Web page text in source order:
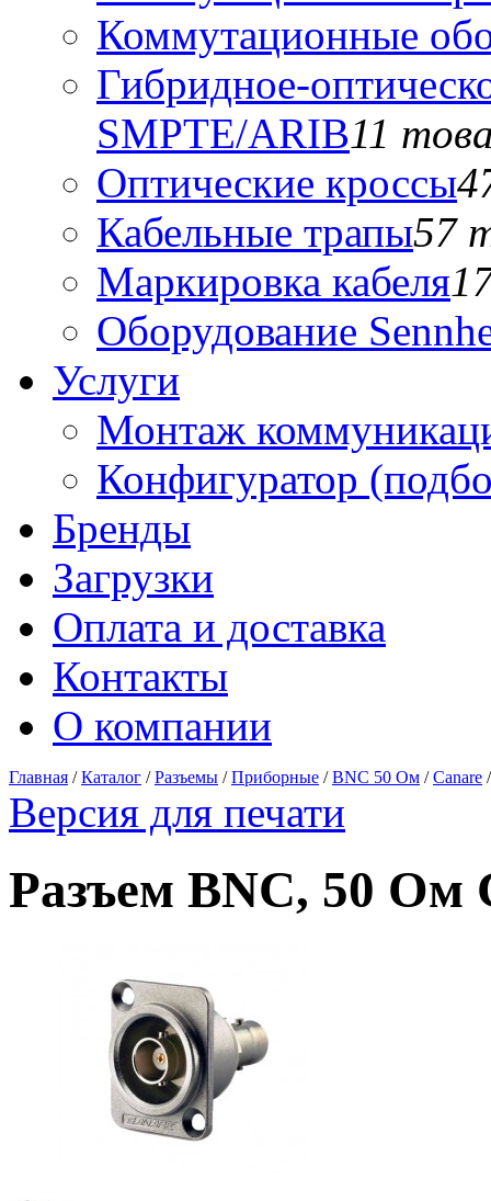
Коммутационные
Гибридное-
SMPTE/ARIB11
Оптические кроссы
Кабельные трапы57
Маркировка кабеля
Оборудование
Услуги
Монтаж
Конфигуратор
Бренды
Загрузки
Оплата и доставка
Контакты
О компании
Главная /Каталог /Разъемы /Приборные /BNC 50 Ом /Canare
Версия для печати
Разъем BNC, 50 Ом